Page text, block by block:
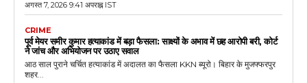
अगस्त 7, 2026 9:41 अपराह्न IST
CRIME
पूर्व मेयर समीर कुमार हत्याकांड में बड़ा फैसला: साक्ष्यों के अभाव में छह आरोपी बरी, कोर्ट
ने जांच और अभियोजन पर उठाए सवाल
आठ साल पुराने चर्चित हत्याकांड में अदालत का फैसला KKN ब्यूरो। बिहार के मुजफ्फरपुर
शहर...